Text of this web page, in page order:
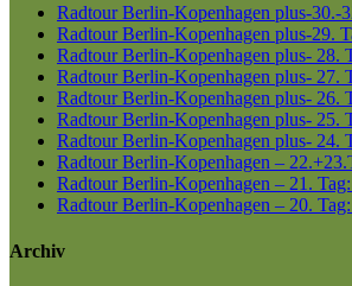
Radtour Berlin-Kopenhagen plus-30.-
Radtour Berlin-Kopenhagen plus-29.
Radtour Berlin-Kopenhagen plus- 28.
Radtour Berlin-Kopenhagen plus- 27.
Radtour Berlin-Kopenhagen plus- 26.
Radtour Berlin-Kopenhagen plus- 25.
Radtour Berlin-Kopenhagen plus- 24.
Radtour Berlin-Kopenhagen –
Radtour Berlin-Kopenhagen – 21.
Radtour Berlin-Kopenhagen – 20.
Archiv